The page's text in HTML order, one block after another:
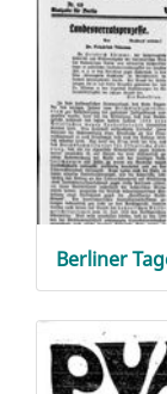
Berliner